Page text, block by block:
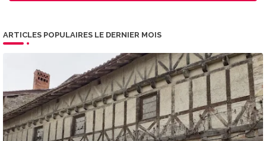
ARTICLES POPULAIRES LE DERNIER MOIS